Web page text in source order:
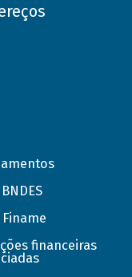
Finame
financeiras